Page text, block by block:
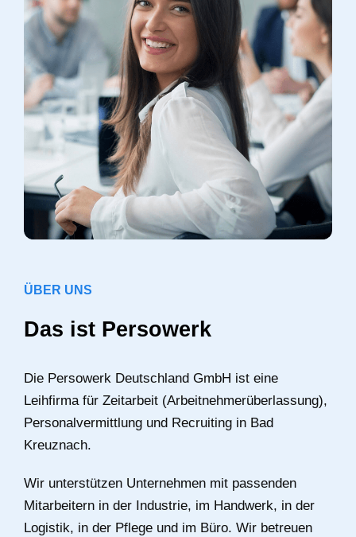
ÜBER UNS
Das ist Persowerk
Die Persowerk Deutschland GmbH ist eine
Leihfirma für Zeitarbeit (Arbeitnehmerüberlassung),
Personalvermittlung und Recruiting in Bad
Kreuznach.
Wir unterstützen Unternehmen mit passenden
Mitarbeitern in der Industrie, im Handwerk, in der
Logistik, in der Pflege und im Büro. Wir betreuen